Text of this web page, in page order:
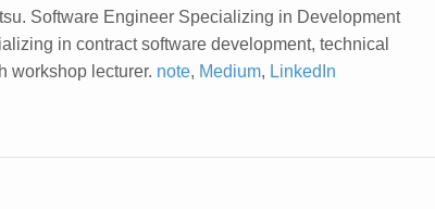
Software Engineer Specializing in Development
in contract software development, technical
workshop lecturer. note, Medium, LinkedIn